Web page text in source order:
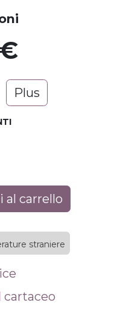
€
Plus
al carrello
straniere
cartaceo